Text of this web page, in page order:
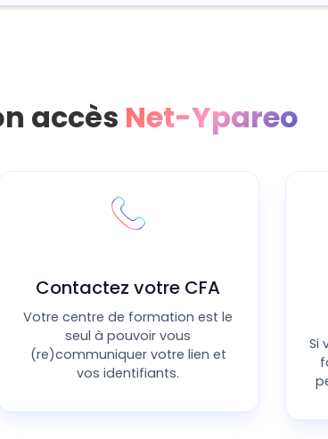
accès Net-Ypareo
Contactez votre CFA
Votre centre de formation est le
seul à pouvoir vous
(re)communiquer votre lien et
vos identifiants.
Si